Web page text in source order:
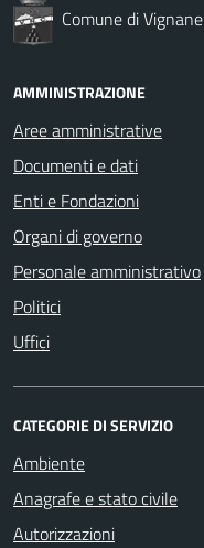
Comune di
AMMINISTRAZIONE
Aree amministrative
Documenti e dati
Enti e Fondazioni
Organi di governo
Personale amministrativo
Politici
Uffici
CATEGORIE DI SERVIZIO
Ambiente
Anagrafe e stato civile
Autorizzazioni